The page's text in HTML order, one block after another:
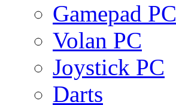
Gamepad PC
Volan PC
Joystick PC
Darts